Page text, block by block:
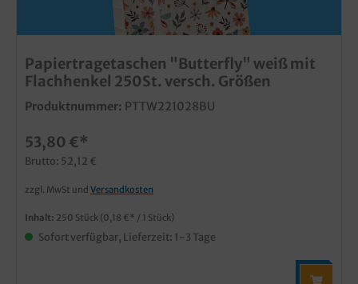
Papiertragetaschen "Butterfly" weiß mit
Flachhenkel 250St. versch. Größen
Produktnummer: PTTW221028BU
53,80 €*
Brutto: 52,12 €
zzgl. MwSt und Versandkosten
Inhalt: 250 Stück (0,18 €* / 1 Stück)
Sofort verfügbar, Lieferzeit: 1-3 Tage